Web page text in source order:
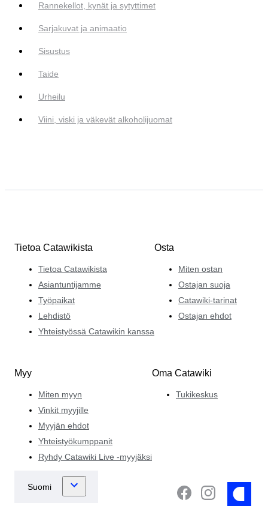
Rannekellot, kynät ja sytyttimet
Sarjakuvat ja animaatio
Sisustus
Taide
Urheilu
Viini, viski ja väkevät alkoholijuomat
Tietoa Catawikista
Tietoa Catawikista
Asiantuntijamme
Työpaikat
Lehdistö
Yhteistyössä Catawikin kanssa
Osta
Miten ostan
Ostajan suoja
Catawiki-tarinat
Ostajan ehdot
Myy
Miten myyn
Vinkit myyjille
Myyjän ehdot
Yhteistyökumppanit
Ryhdy Catawiki Live -myyjäksi
Oma Catawiki
Tukikeskus